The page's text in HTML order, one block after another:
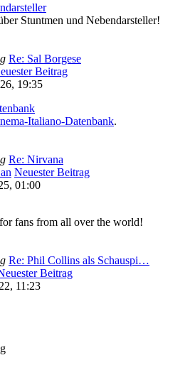
Stuntmen und Nebendarsteller!
Re: Sal Borgese
Beitrag
19:35
Italiano-Datenbank.
Re: Nirvana
Neuester Beitrag
01:00
fans from all over the world!
Re: Phil Collins als Schauspi…
Beitrag
11:23